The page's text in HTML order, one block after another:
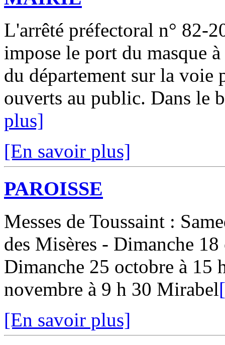
L'arrêté préfectoral n° 82-
impose le port du masque
du département sur la voie
ouverts au public. Dans le
plus]
[En savoir plus]
PAROISSE
Messes de Toussaint :
des Misères - Dimanche
Dimanche 25 octobre à 15
novembre à 9 h 30 Mirabel
[En savoir plus]